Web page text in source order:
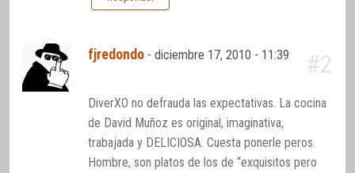
fjredondo -diciembre 17, 2010 - 11:39 #2
DiverXO no defrauda las expectativas. La cocina
de David Muñoz es original, imaginativa,
trabajada y DELICIOSA. Cuesta ponerle peros.
Hombre, son platos de los de “exquisitos pero